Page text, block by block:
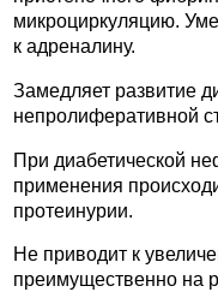
микроциркуляцию.
к адреналину.
Замедляет развитие
непролиферативной
При диабетической
применения
протеинурии.
Не приводит к
преимущественно на